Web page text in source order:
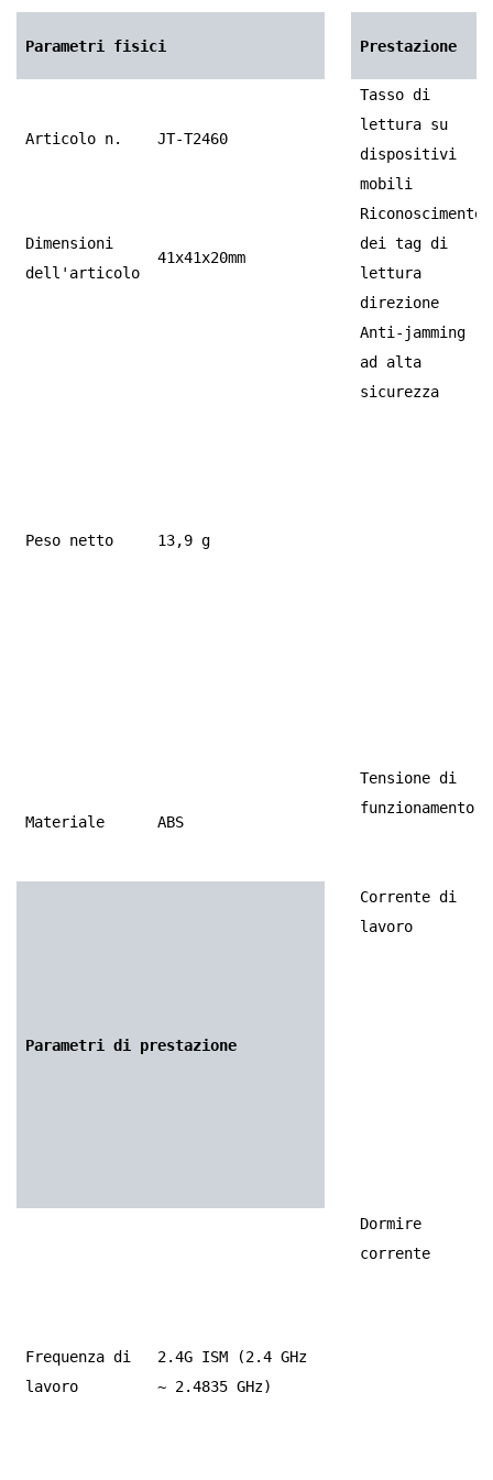
Parametri fisici Prestazione
Articolo n. JT-T2460
Tasso di
lettura su
dispositivi
mobili
Dimensioni
dell'articolo
41x41x20mm
Riconoscimento
dei tag di
lettura
direzione
Peso netto 13,9 g
Anti-jamming
ad alta
sicurezza
Materiale ABS
Tensione di
funzionamento
Parametri di prestazione
Corrente di
lavoro
Frequenza di
lavoro
2.4G ISM (2.4 GHz
~ 2.4835 GHz)
Dormire
corrente